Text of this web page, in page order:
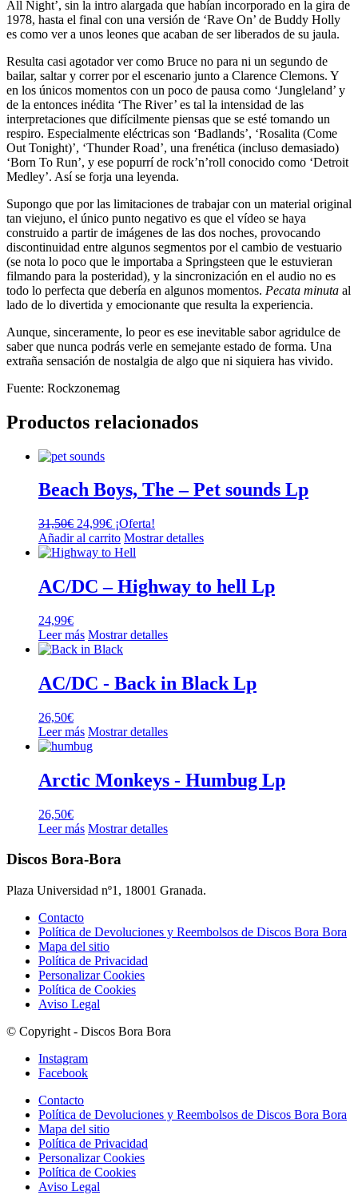
All Night’, sin la intro alargada que habían incorporado en la gira de
1978, hasta el final con una versión de ‘Rave On’ de Buddy Holly
es como ver a unos leones que acaban de ser liberados de su jaula.
Resulta casi agotador ver como Bruce no para ni un segundo de
bailar, saltar y correr por el escenario junto a Clarence Clemons. Y
en los únicos momentos con un poco de pausa como ‘Jungleland’ y
de la entonces inédita ‘The River’ es tal la intensidad de las
interpretaciones que difícilmente piensas que se esté tomando un
respiro. Especialmente eléctricas son ‘Badlands’, ‘Rosalita (Come
Out Tonight)’, ‘Thunder Road’, una frenética (incluso demasiado)
‘Born To Run’, y ese popurrí de rock’n’roll conocido como ‘Detroit
Medley’. Así se forja una leyenda.
Supongo que por las limitaciones de trabajar con un material original
tan viejuno, el único punto negativo es que el vídeo se haya
construido a partir de imágenes de las dos noches, provocando
discontinuidad entre algunos segmentos por el cambio de vestuario
(se nota lo poco que le importaba a Springsteen que le estuvieran
filmando para la posteridad), y la sincronización en el audio no es
todo lo perfecta que debería en algunos momentos. Pecata minuta al
lado de lo divertida y emocionante que resulta la experiencia.
Aunque, sinceramente, lo peor es ese inevitable sabor agridulce de
saber que nunca podrás verle en semejante estado de forma. Una
extraña sensación de nostalgia de algo que ni siquiera has vivido.
Fuente: Rockzonemag
Productos relacionados
Beach Boys, The – Pet sounds Lp
31,50€ El
precio
original
31,50€.
24,99€El
precio
actual
24,99€.
¡Oferta!
Añadir al carrito Mostrar detalles
AC/DC – Highway to hell Lp
24,99€
Leer más Mostrar detalles
AC/DC ‎- Back in Black Lp
26,50€
Leer más Mostrar detalles
Arctic Monkeys ‎- Humbug Lp
26,50€
Leer más Mostrar detalles
Discos Bora-Bora
Plaza Universidad nº1, 18001 Granada.
Contacto
Política de Devoluciones y Reembolsos de Discos Bora Bora
Mapa del sitio
Política de Privacidad
Personalizar Cookies
Política de Cookies
Aviso Legal
© Copyright - Discos Bora Bora
Instagram
Facebook
Contacto
Política de Devoluciones y Reembolsos de Discos Bora Bora
Mapa del sitio
Política de Privacidad
Personalizar Cookies
Política de Cookies
Aviso Legal